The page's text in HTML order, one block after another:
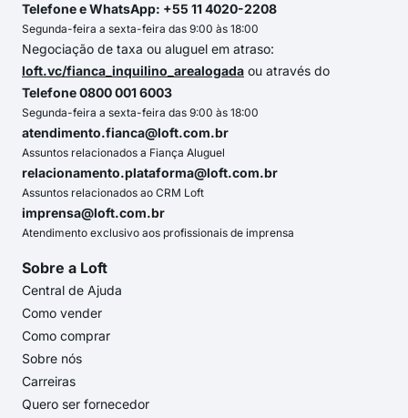
Telefone e WhatsApp: +55 11 4020-2208
Segunda-feira a sexta-feira das 9:00 às 18:00
Negociação de taxa ou aluguel em atraso:
loft.vc/fianca_inquilino_arealogada ou através do
Telefone 0800 001 6003
Segunda-feira a sexta-feira das 9:00 às 18:00
atendimento.fianca@loft.com.br
Assuntos relacionados a Fiança Aluguel
relacionamento.plataforma@loft.com.br
Assuntos relacionados ao CRM Loft
imprensa@loft.com.br
Atendimento exclusivo aos profissionais de imprensa
Sobre a Loft
Central de Ajuda
Como vender
Como comprar
Sobre nós
Carreiras
Quero ser fornecedor